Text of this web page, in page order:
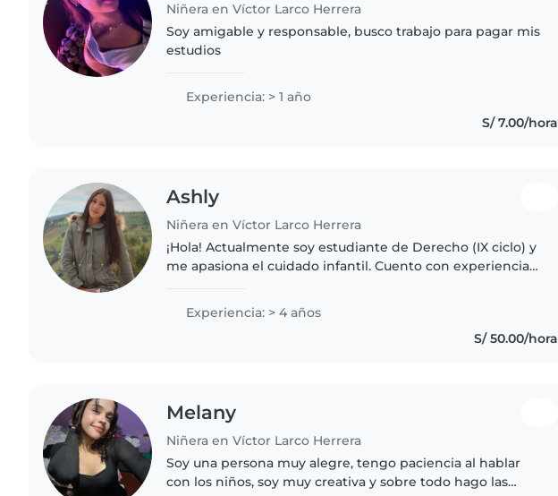
Niñera en Víctor Larco Herrera
Soy amigable y responsable, busco trabajo para pagar mis
estudios
Experiencia: > 1 año
S/ 7.00/hora
Ashly
Niñera en Víctor Larco Herrera
¡Hola! Actualmente soy estudiante de Derecho (IX ciclo) y
me apasiona el cuidado infantil. Cuento con experiencia
desarrollar paciencia,..
Experiencia: > 4 años
S/ 50.00/hora
Melany
Niñera en Víctor Larco Herrera
Soy una persona muy alegre, tengo paciencia al hablar
con los niños, soy muy creativa y sobre todo hago las